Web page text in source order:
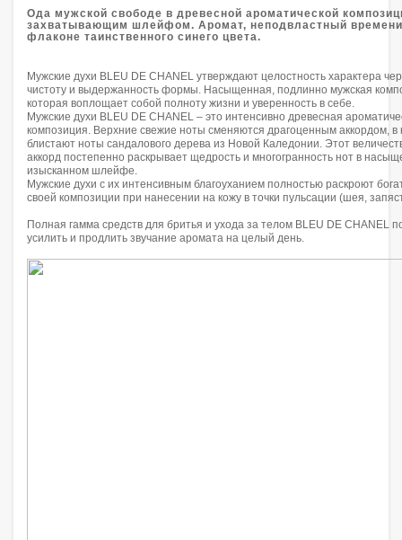
Ода мужской свободе в древесной ароматической
захватывающим шлейфом. Аромат, неподвластный
флаконе таинственного синего цвета.
Мужские духи BLEU DE CHANEL утверждают целостность характера
чистоту и выдержанность формы. Насыщенная, подлинно мужская
которая воплощает собой полноту жизни и уверенность в себе.
Мужские духи BLEU DE CHANEL – это интенсивно древесная
композиция. Верхние свежие ноты сменяются драгоценным аккордом, в
блистают ноты сандалового дерева из Новой Каледонии. Этот
аккорд постепенно раскрывает щедрость и многогранность нот в
изысканном шлейфе.
Мужские духи с их интенсивным благоуханием полностью раскроют
своей композиции при нанесении на кожу в точки пульсации (шея,
Полная гамма средств для бритья и ухода за телом BLEU DE CHANEL
усилить и продлить звучание аромата на целый день.